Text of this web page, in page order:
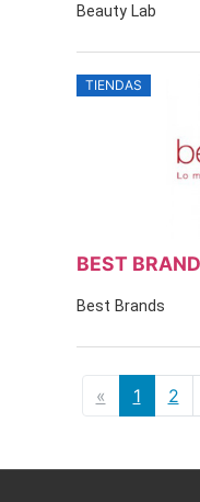
Beauty Lab
TIENDAS
BEST
Best Brands
« 1 2